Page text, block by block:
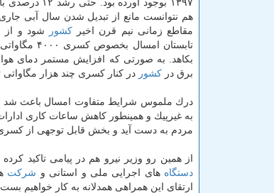
۱۳۹۷ بوجود آورده
هم نتوانست مانع از تبدیل شدن سال آبی
مقاطع زمانی نیم قرن اخیركشور
شود و از
تابستان امسال
بكاهد. به صورتی كه افزایش مستمر دمای
برق در كشور در كنار كسری چند هزار
درك ملموس شرایط متفاوت امسال باعث شد
مردم به دست آید و بخش قابل توجهی از كسری
از همین رو وزیر نیرو هم در پیامی تاكید
دستگاه های اجرایی ملی و استانی و شركت
ارتقای این همراهی همدلانه به كار خواهیم